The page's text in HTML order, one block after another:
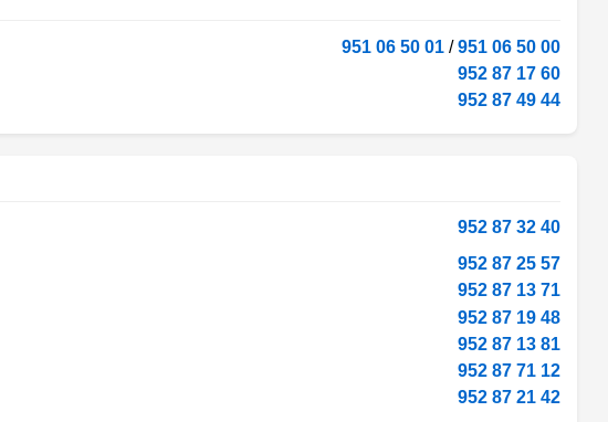
951 06 50 01 /951 06 50 00
952 87 17 60
952 87 49 44
952 87 32 40
952 87 25 57
952 87 13 71
952 87 19 48
952 87 13 81
952 87 71 12
952 87 21 42